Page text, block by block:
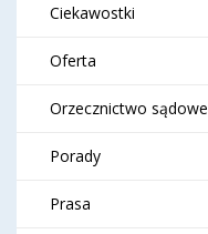
Ciekawostki
Oferta
Orzecznictwo sądowe
Porady
Prasa